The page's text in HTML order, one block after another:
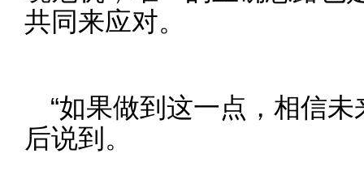
共同来应对。
“如果做到这一点，相信
后说到。